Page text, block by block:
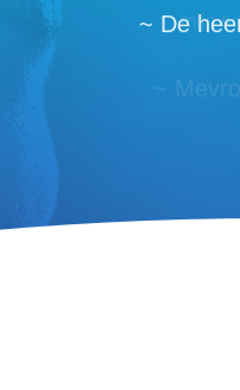
~ De